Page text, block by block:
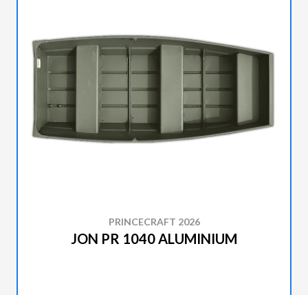
PRINCECRAFT 2026
JON PR 1040 ALUMINIUM